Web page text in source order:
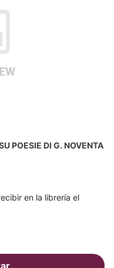
POESIE DI G. NOVENTA
en la librería el